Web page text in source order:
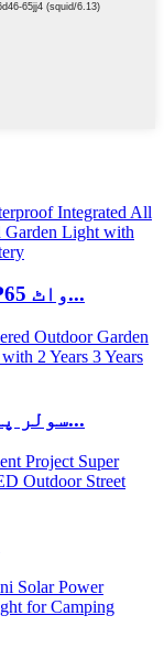
سولر لائٹ-AL-X سیریز آؤٹ ڈور IP65 واٹ...
سولر لائٹ-XB-GR سیریز LED سولر پاور...